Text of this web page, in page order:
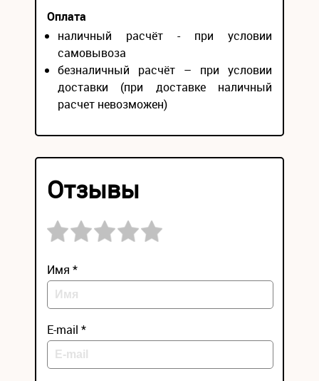
Оплата
наличный расчёт - при условии
самовывоза
безналичный расчёт – при условии
доставки (при доставке наличный
расчет невозможен)
Отзывы
Имя *
E-mail *